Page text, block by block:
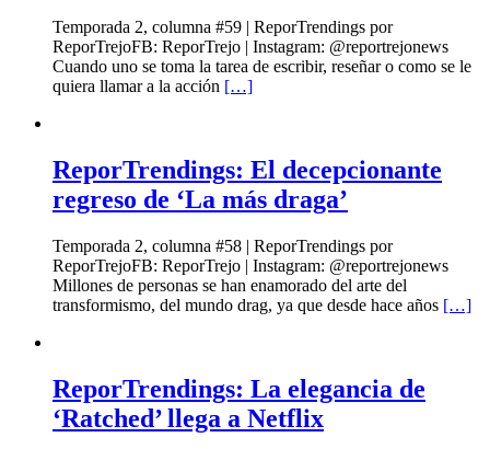
Temporada 2, columna #59 | ReporTrendings por
ReporTrejoFB: ReporTrejo | Instagram: @reportrejonews
Cuando uno se toma la tarea de escribir, reseñar o como se le
quiera llamar a la acción […]
ReporTrendings: El decepcionante
regreso de ‘La más draga’
Temporada 2, columna #58 | ReporTrendings por
ReporTrejoFB: ReporTrejo | Instagram: @reportrejonews
Millones de personas se han enamorado del arte del
transformismo, del mundo drag, ya que desde hace años […]
ReporTrendings: La elegancia de
‘Ratched’ llega a Netflix